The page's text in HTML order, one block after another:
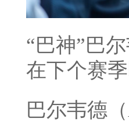
“巴神”巴
在下个赛
巴尔韦德